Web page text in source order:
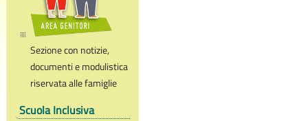
Sezione con notizie,
documenti e modulistica
riservata alle famiglie
Scuola Inclusiva